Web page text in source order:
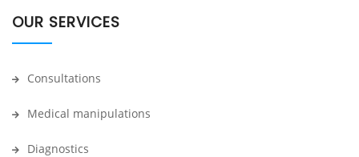
OUR SERVICES
Consultations
Medical manipulations
Diagnostics